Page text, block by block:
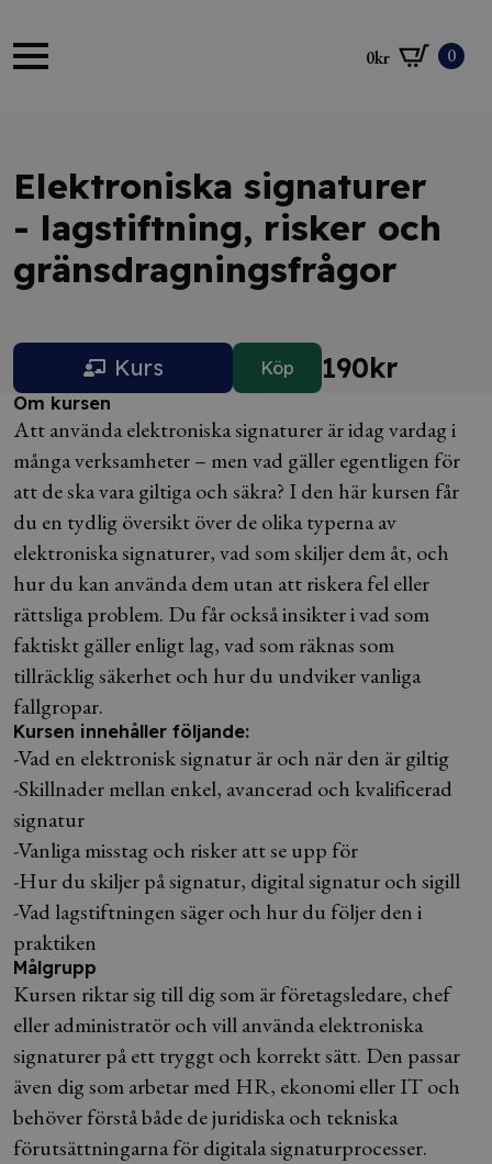
0kr 0
Elektroniska signaturer
- lagstiftning, risker och
gränsdragningsfrågor
Kurs Köp 190kr
Om kursen
Att använda elektroniska signaturer är idag vardag i
många verksamheter – men vad gäller egentligen för
att de ska vara giltiga och säkra? I den här kursen får
du en tydlig översikt över de olika typerna av
elektroniska signaturer, vad som skiljer dem åt, och
hur du kan använda dem utan att riskera fel eller
rättsliga problem. Du får också insikter i vad som
faktiskt gäller enligt lag, vad som räknas som
tillräcklig säkerhet och hur du undviker vanliga
fallgropar.
Kursen innehåller följande:
-Vad en elektronisk signatur är och när den är giltig
-Skillnader mellan enkel, avancerad och kvalificerad
signatur
-Vanliga misstag och risker att se upp för
-Hur du skiljer på signatur, digital signatur och sigill
-Vad lagstiftningen säger och hur du följer den i
praktiken
Målgrupp
Kursen riktar sig till dig som är företagsledare, chef
eller administratör och vill använda elektroniska
signaturer på ett tryggt och korrekt sätt. Den passar
även dig som arbetar med HR, ekonomi eller IT och
behöver förstå både de juridiska och tekniska
förutsättningarna för digitala signaturprocesser.